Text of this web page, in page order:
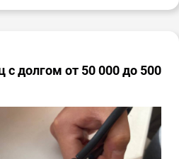
с долгом от 50 000 до 500